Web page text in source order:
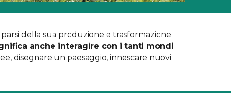
della sua produzione e trasformazione
anche interagire con i tanti mondi
disegnare un paesaggio, innescare nuovi